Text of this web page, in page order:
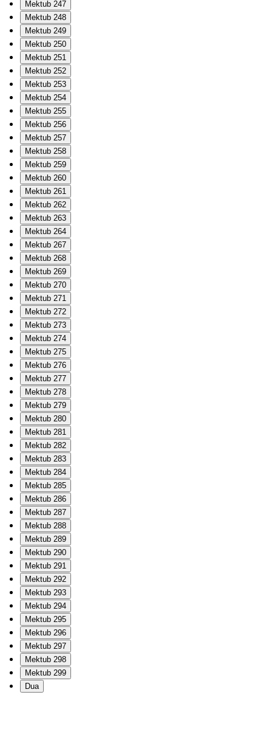
Mektub 247
Mektub 248
Mektub 249
Mektub 250
Mektub 251
Mektub 252
Mektub 253
Mektub 254
Mektub 255
Mektub 256
Mektub 257
Mektub 258
Mektub 259
Mektub 260
Mektub 261
Mektub 262
Mektub 263
Mektub 264
Mektub 267
Mektub 268
Mektub 269
Mektub 270
Mektub 271
Mektub 272
Mektub 273
Mektub 274
Mektub 275
Mektub 276
Mektub 277
Mektub 278
Mektub 279
Mektub 280
Mektub 281
Mektub 282
Mektub 283
Mektub 284
Mektub 285
Mektub 286
Mektub 287
Mektub 288
Mektub 289
Mektub 290
Mektub 291
Mektub 292
Mektub 293
Mektub 294
Mektub 295
Mektub 296
Mektub 297
Mektub 298
Mektub 299
Dua